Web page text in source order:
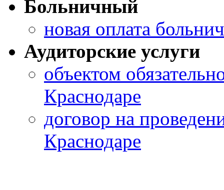
Больничный
новая оплата
Аудиторские услуги
объектом
Краснодаре
договор на
Краснодаре